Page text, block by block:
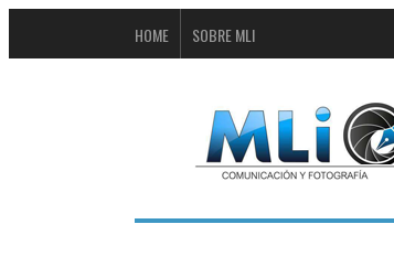
HOME SOBRE MLI